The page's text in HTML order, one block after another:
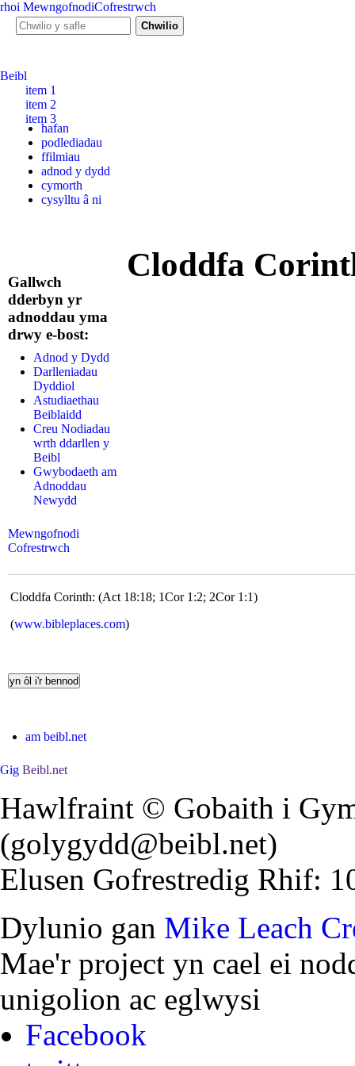
rhoi MewngofnodiCofrestrwch
Ffurf chwiliad
Chwilio y safle
Beibl
item 1
item 2
item 3
hafan
podlediadau
ffilmiau
adnod y dydd
cymorth
cysylltu â ni
Gallwch
dderbyn yr
adnoddau yma
drwy e-bost:
Adnod y Dydd
Darlleniadau
Dyddiol
Astudiaethau
Beiblaidd
Creu Nodiadau
wrth ddarllen y
Beibl
Gwybodaeth am
Adnoddau
Newydd
Mewngofnodi
Cofrestrwch
Cloddfa
Cloddfa Corinth: (Act 18:18; 1Cor 1:2; 2Cor 1:1)
(www.bibleplaces.com)
am beibl.net
Gig Beibl.net
Hawlfraint © Gobaith i
(golygydd@beibl.net)
Elusen Gofrestredig Rhif:
Dylunio gan Mike Leach
Mae'r project yn cael ei
unigolion ac eglwysi
Facebook